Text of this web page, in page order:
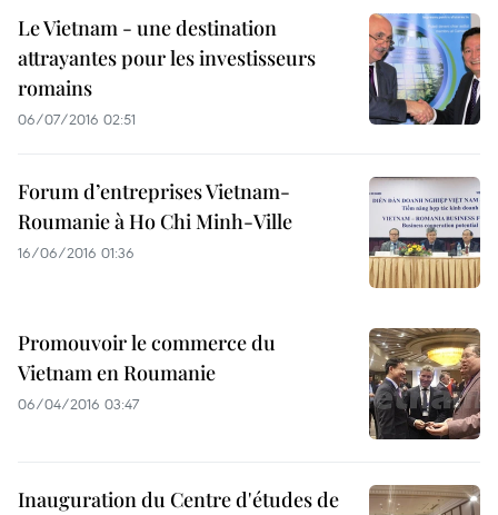
Le Vietnam - une destination
attrayantes pour les investisseurs
romains
06/07/2016 02:51
Forum d’entreprises Vietnam-
Roumanie à Ho Chi Minh-Ville
16/06/2016 01:36
Promouvoir le commerce du
Vietnam en Roumanie
06/04/2016 03:47
Inauguration du Centre d'études de